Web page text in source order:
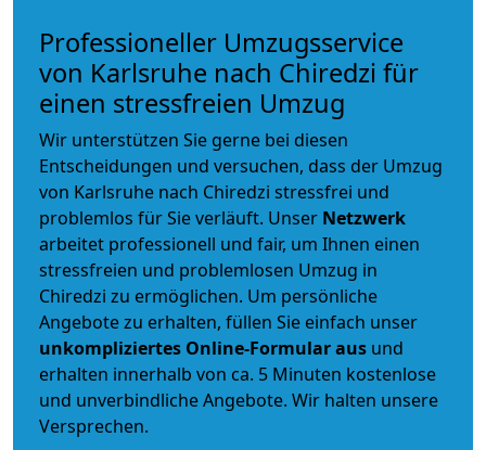
Professioneller Umzugsservice
von Karlsruhe nach Chiredzi für
einen stressfreien Umzug
Wir unterstützen Sie gerne bei diesen
Entscheidungen und versuchen, dass der Umzug
von Karlsruhe nach Chiredzi stressfrei und
problemlos für Sie verläuft. Unser Netzwerk
arbeitet professionell und fair, um Ihnen einen
stressfreien und problemlosen Umzug in
Chiredzi zu ermöglichen. Um persönliche
Angebote zu erhalten, füllen Sie einfach unser
unkompliziertes Online-Formular aus und
erhalten innerhalb von ca. 5 Minuten kostenlose
und unverbindliche Angebote. Wir halten unsere
Versprechen.